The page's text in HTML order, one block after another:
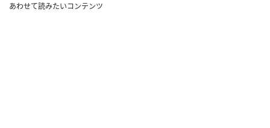
あわせて読みたいコンテンツ